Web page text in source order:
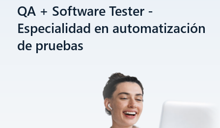
QA + Software Tester -
Especialidad en automatización
de pruebas